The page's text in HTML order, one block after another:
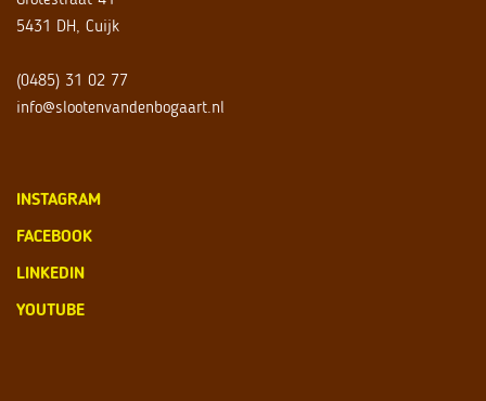
5431 DH, Cuijk
(0485) 31 02 77
info@slootenvandenbogaart.nl
INSTAGRAM
FACEBOOK
LINKEDIN
YOUTUBE